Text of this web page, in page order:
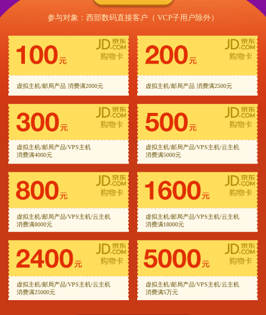
参与对象：西部数码直接客户（ VCP子用户除外）
虚拟主机/邮局产品 消费满2000元 虚拟主机/邮局产品 消费满2500元
虚拟主机/邮局产品/VPS主机
消费满4000元
虚拟主机/邮局产品/VPS主机/云主机
消费满5000元
虚拟主机/邮局产品/VPS主机/云主机
消费满8000元
虚拟主机/邮局产品/VPS主机/云主机
消费满18000元
虚拟主机/邮局产品/VPS主机/云主机
消费满25000元
虚拟主机/邮局产品/VPS主机/云主机
消费满5万元